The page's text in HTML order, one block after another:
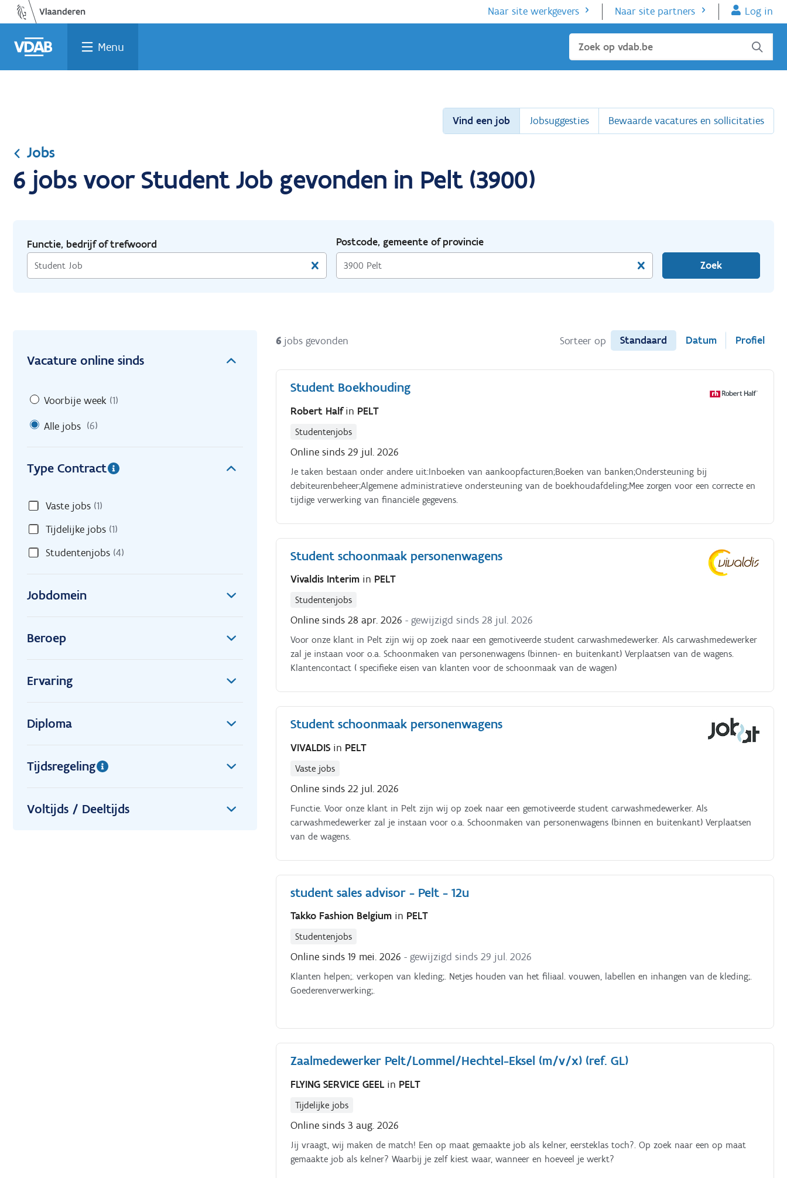
Ga
naar
de
inhoud
Vind
een
job
Vind
een
opleiding
Welke
job
past
bij
Terug
naar
home
Naar site werkgevers Naar site partners Log in
Menu Sluiten
Vind een job Jobsuggesties Bewaarde vacatures en sollicitaties
Jobs
6 jobs voor Student Job gevonden in Pelt (3900)
Functie, bedrijf of trefwoord
Postcode, gemeente of provincie
Zoek
Vacature online sinds
Voorbije week (1)
Alle jobs (6)
Type Contract
Vaste jobs (1)
Tijdelijke jobs (1)
Studentenjobs (4)
Jobdomein
Beroep
Ervaring
Diploma
Tijdsregeling
Voltijds / Deeltijds
6 jobs gevonden Sorteer op Standaard Datum Profiel
Student Boekhouding
Robert Halfin PELT
Studentenjobs
Online sinds 29 jul. 2026
Je taken bestaan onder andere uit:Inboeken van aankoopfacturen;Boeken van banken;Ondersteuning bij
debiteurenbeheer;Algemene administratieve ondersteuning van de boekhoudafdeling;Mee zorgen voor een correcte en
tijdige verwerking van financiële gegevens.
Student schoonmaak personenwagens
Vivaldis Interim in PELT
Studentenjobs
Online sinds 28 apr. 2026 - gewijzigd sinds 28 jul. 2026
Voor onze klant in Pelt zijn wij op zoek naar een gemotiveerde student carwashmedewerker. Als carwashmedewerker
zal je instaan voor o.a. Schoonmaken van personenwagens (binnen- en buitenkant) Verplaatsen van de wagens.
Klantencontact ( specifieke eisen van klanten voor de schoonmaak van de wagen)
Student schoonmaak personenwagens
VIVALDIS in PELT
Vaste jobs
Online sinds 22 jul. 2026
Functie. Voor onze klant in Pelt zijn wij op zoek naar een gemotiveerde student carwashmedewerker. Als
carwashmedewerker zal je instaan voor o.a. Schoonmaken van personenwagens (binnen en buitenkant) Verplaatsen
van de wagens.
student sales advisor - Pelt - 12u
Takko Fashion Belgium in PELT
Studentenjobs
Online sinds 19 mei. 2026 - gewijzigd sinds 29 jul. 2026
Klanten helpen;. verkopen van kleding;. Netjes houden van het filiaal. vouwen, labellen en inhangen van de kleding;.
Goederenverwerking;.
Zaalmedewerker Pelt/Lommel/Hechtel-Eksel (m/v/x) (ref. GL)
FLYING SERVICE GEEL in PELT
Tijdelijke jobs
Online sinds 3 aug. 2026
Jij vraagt, wij maken de match! Een op maat gemaakte job als kelner, eersteklas toch?. Op zoek naar een op maat
gemaakte job als kelner? Waarbij je zelf kiest waar, wanneer en hoeveel je werkt?